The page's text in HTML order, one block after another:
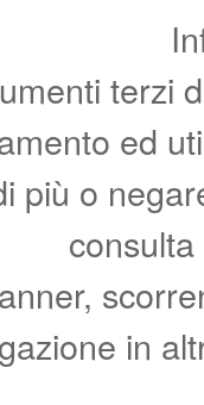
terzi
ed
più o
in